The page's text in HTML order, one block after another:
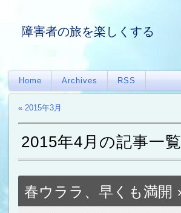
障害者の旅を楽しくする
Home Archives RSS
« 2015年3月
2015年4月の記事一覧
春ウララ、早くも満開